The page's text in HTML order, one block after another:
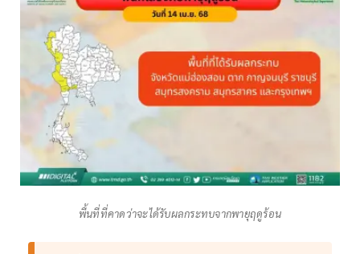
พื้นที่ที่คาดว่าจะได้รับผลกระทบจากพายุฤดูร้อน